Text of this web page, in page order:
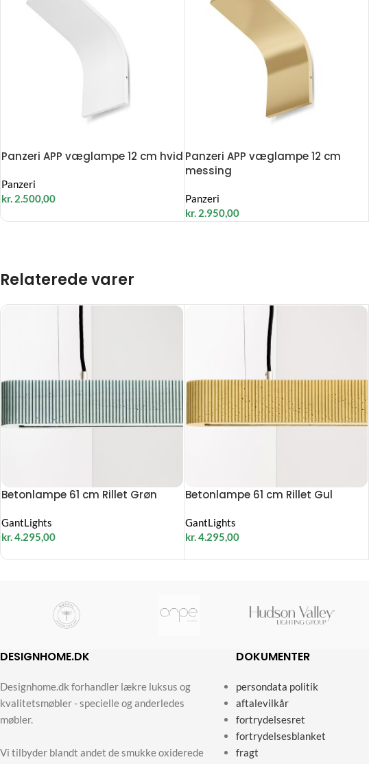
Panzeri APP væglampe 12 cm hvid
Panzeri
kr. 2.500,00
Panzeri APP væglampe 12 cm
messing
Panzeri
kr. 2.950,00
Relaterede varer
Betonlampe 61 cm Rillet Grøn
GantLights
kr.4.295,00
Betonlampe 61 cm Rillet Gul
GantLights
kr.4.295,00
DESIGNHOME.DK
Designhome.dk forhandler lækre luksus og
kvalitetsmøbler - specielle og anderledes
møbler.
Vi tilbyder blandt andet de smukke oxiderede
DOKUMENTER
persondata politik
aftalevilkår
fortrydelsesret
fortrydelsesblanket
fragt